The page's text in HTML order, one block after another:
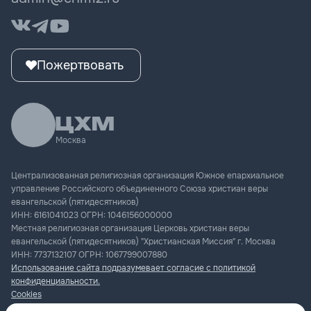
Москва
Пожертвовать
Централизованная религиозная организация Южное епархиальное
управление Российского объединенного Союза христиан веры
евангельской (пятидесятников)
ИНН: 6161041023ОГРН: 1046156000000
Местная религиозная организация Церковь христиан веры
евангельской (пятидесятников) "Христианская Миссия" г. Москва
ИНН: 7737132107ОГРН: 1067799007880
Использование сайта подразумевает согласие с политикой
конфиденциальности.
Cookies
Документация.